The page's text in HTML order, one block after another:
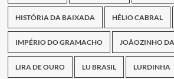
HISTÓRIA DA BAIXADA HÉLIO CABRAL
IMPÉRIO DO GRAMACHO JOÃOZINHO
LIRA DE OURO LU BRASIL LURDINHA